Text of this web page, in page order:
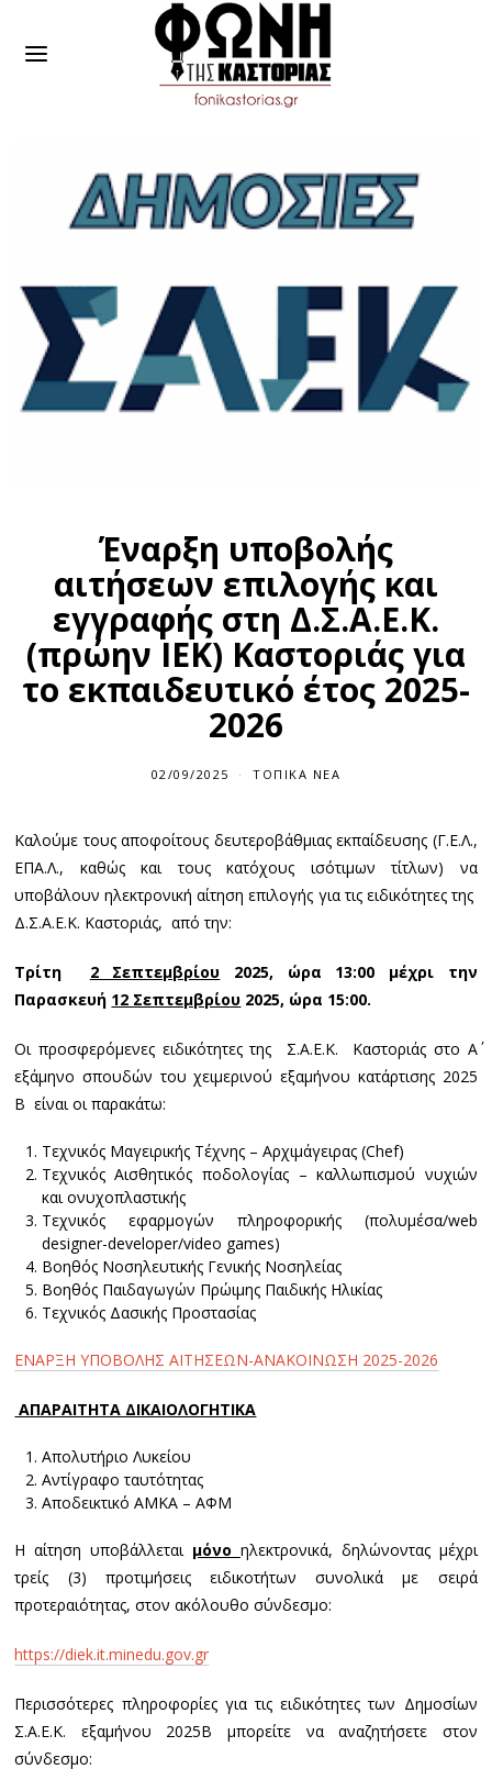
Έναρξη υποβολής
αιτήσεων επιλογής και
εγγραφής στη Δ.Σ.Α.Ε.Κ.
(πρώην ΙΕΚ) Καστοριάς για
το εκπαιδευτικό έτος 2025-
2026
02/09/2025 ΤΟΠΙΚΆ ΝΈΑ
Καλούμε τους αποφοίτους δευτεροβάθμιας εκπαίδευσης (Γ.Ε.Λ.,
ΕΠΑ.Λ., καθώς και τους κατόχους ισότιμων τίτλων) να
υποβάλουν ηλεκτρονική αίτηση επιλογής για τις ειδικότητες της
Δ.Σ.Α.Ε.Κ. Καστοριάς, από την:
Τρίτη 2 Σεπτεμβρίου 2025, ώρα 13:00 μέχρι την
Παρασκευή 12 Σεπτεμβρίου 2025, ώρα 15:00.
Οι προσφερόμενες ειδικότητες της Σ.Α.Ε.Κ. Καστοριάς στο Α΄
εξάμηνο σπουδών του χειμερινού εξαμήνου κατάρτισης 2025
Β είναι οι παρακάτω:
Τεχνικός Μαγειρικής Τέχνης – Αρχιμάγειρας (Chef)
Τεχνικός Αισθητικός ποδολογίας – καλλωπισμού νυχιών
και ονυχοπλαστικής
Τεχνικός εφαρμογών πληροφορικής (πολυμέσα/web
designer-developer/video games)
Βοηθός Νοσηλευτικής Γενικής Νοσηλείας
Βοηθός Παιδαγωγών Πρώιμης Παιδικής Ηλικίας
Τεχνικός Δασικής Προστασίας
ΕΝΑΡΞΗ ΥΠΟΒΟΛΗΣ ΑΙΤΗΣΕΩΝ-ΑΝΑΚΟΙΝΩΣΗ 2025-2026
ΑΠΑΡΑΙΤΗΤΑ ΔΙΚΑΙΟΛΟΓΗΤΙΚΑ
Απολυτήριο Λυκείου
Αντίγραφο ταυτότητας
Αποδεικτικό ΑΜΚΑ – ΑΦΜ
Η αίτηση υποβάλλεται μόνο ηλεκτρονικά, δηλώνοντας μέχρι
τρείς (3) προτιμήσεις ειδικοτήτων συνολικά με σειρά
προτεραιότητας, στον ακόλουθο σύνδεσμο:
https://diek.it.minedu.gov.gr
Περισσότερες πληροφορίες για τις ειδικότητες των Δημοσίων
Σ.Α.Ε.Κ. εξαμήνου 2025Β μπορείτε να αναζητήσετε στον
σύνδεσμο: